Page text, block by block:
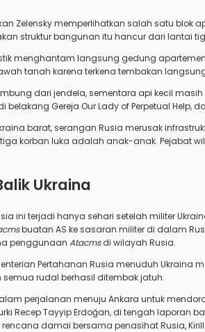
Zelensky memperlihatkan salah satu blok
struktur bangunan itu hancur dari lantai
menghantam langsung gedung
tanah karena terkena tembakan
dari jendela, sementara api kecil
belakang Gereja Our Lady of Perpetual Help,
barat, serangan Rusia merusak
korban luka adalah anak-anak. Pejabat
Ukraina
ini terjadi hanya sehari setelah militer
buatan AS ke sasaran militer di dalam
penggunaan Atacmsdi wilayah Rusia.
Pertahanan Rusia menuduh Ukraina
rudal berhasil ditembak jatuh.
perjalanan menuju Ankara untuk
Recep Tayyip Erdoğan, di tengah laporan
damai bersama penasihat Rusia, Kirill